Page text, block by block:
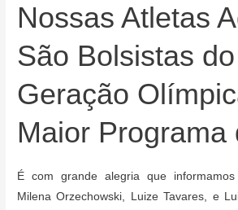
Nossas Atletas
São Bolsistas do
Geração
Maior Programa
É com grande alegria que
Milena Orzechowski, Luize Tavares, e